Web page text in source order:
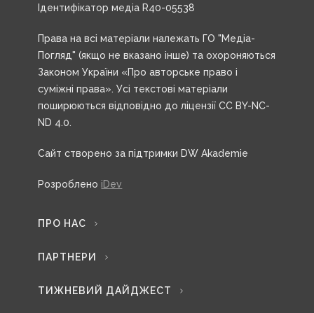
Ідентифікатор медіа R40-05538
Права на всі матеріали належать ГО "Медіа-
Погляд" (якщо не вказано інше) та охороняються
Законом України «Про авторське право і
суміжні права». Усі текстові матеріали
поширюються відповідно до ліцензії CC BY-NC-
ND 4.0.
Сайт створено за підтримки DW Akademie
Розроблено iDev
ПРО НАС
ПАРТНЕРИ
ТИЖНЕВИЙ ДАЙДЖЕСТ